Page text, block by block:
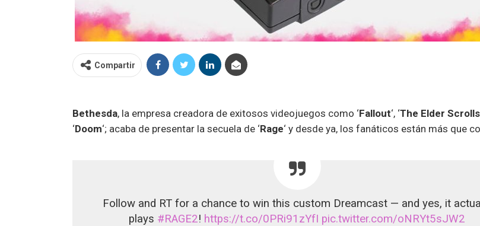
Compartir
Bethesda, la empresa creadora de exitosos videojuegos como ‘Fallout‘, ‘The Elder Scrolls
‘Doom‘; acaba de presentar la secuela de ‘Rage‘ y desde ya, los fanáticos están más que
Follow and RT for a chance to win this custom Dreamcast — and yes, it
plays #RAGE2! https://t.co/0PRi91zYfI pic.twitter.com/oNRYt5sJW2